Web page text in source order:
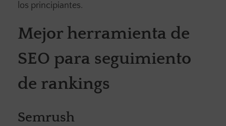
los principiantes.
Mejor herramienta de
SEO para seguimiento
de rankings
Semrush